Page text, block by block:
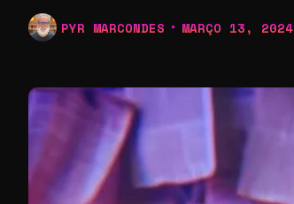
PYR MARCONDES MARÇO 13, 2024